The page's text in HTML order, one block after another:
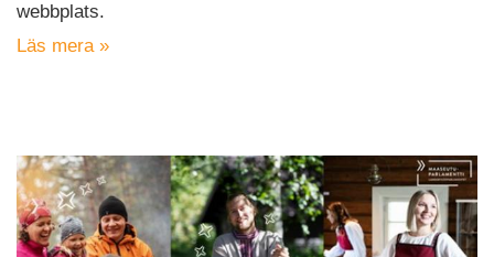
webbplats.
Läs mera »